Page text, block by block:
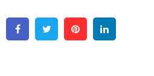
FacebookTwitter Pinterest